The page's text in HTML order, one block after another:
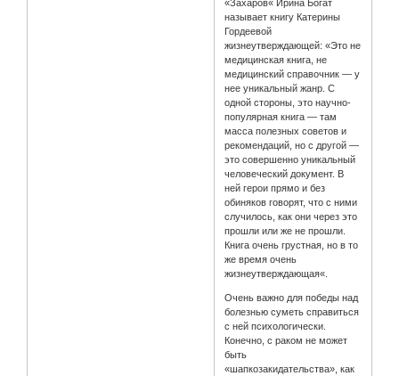
«Захаров« Ирина Богат
называет книгу Катерины
Гордеевой
жизнеутверждающей: «Это не
медицинская книга, не
медицинский справочник — у
нее уникальный жанр. С
одной стороны, это научно-
популярная книга — там
масса полезных советов и
рекомендаций, но с другой —
это совершенно уникальный
человеческий документ. В
ней герои прямо и без
обиняков говорят, что с ними
случилось, как они через это
прошли или же не прошли.
Книга очень грустная, но в то
же время очень
жизнеутверждающая«.
Очень важно для победы над
болезнью суметь справиться
с ней психологически.
Конечно, с раком не может
быть
«шапкозакидательства», как